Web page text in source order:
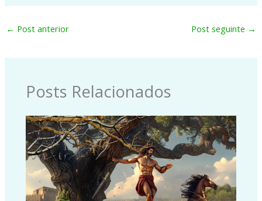
← Post anterior Post seguinte →
Posts Relacionados